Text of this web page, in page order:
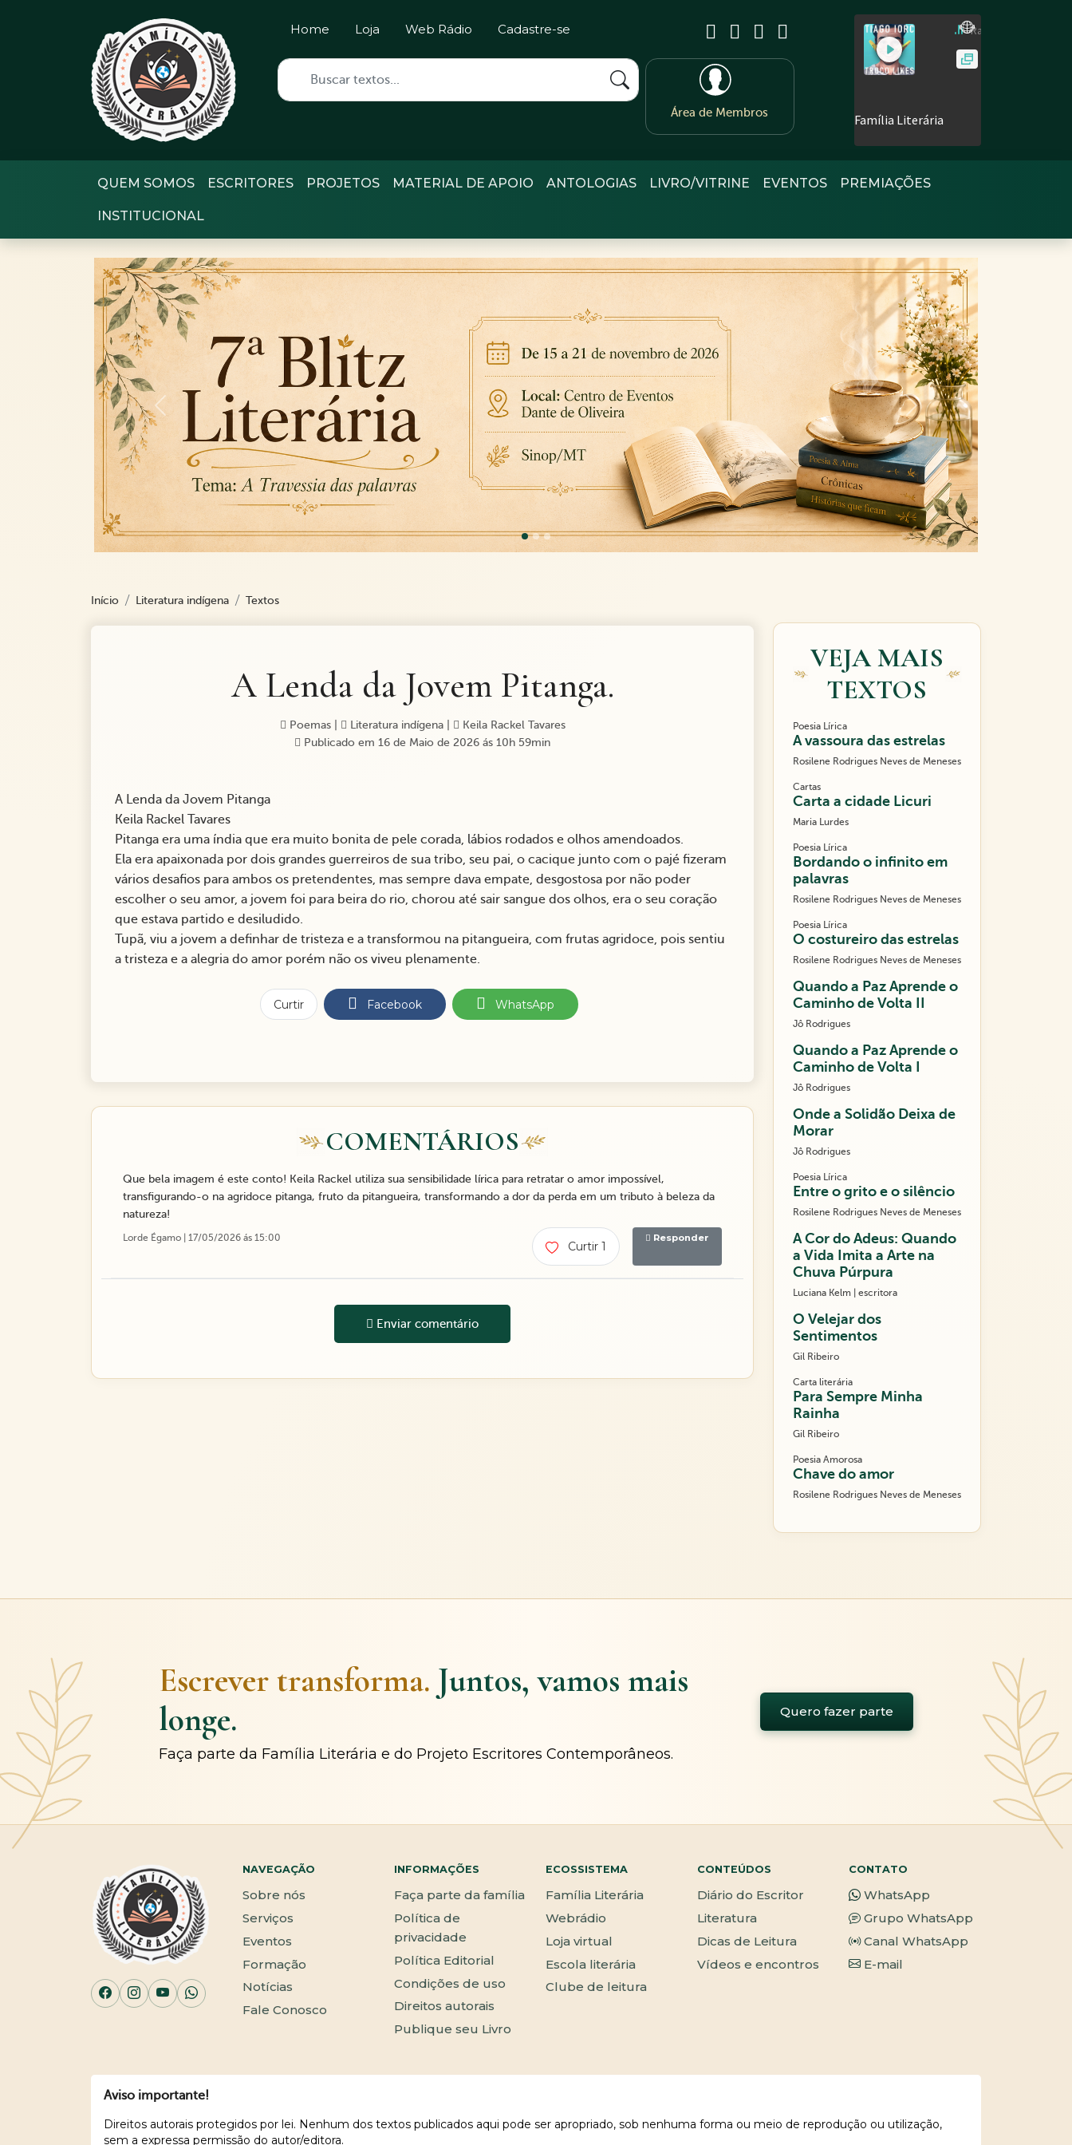
Home Loja Web Rádio Cadastre-se
Área de Membros
QUEM SOMOS ESCRITORES PROJETOS MATERIAL DE APOIO ANTOLOGIAS LIVRO/VITRINE EVENTOS PREMIAÇÕES
INSTITUCIONAL
Previous Next
Início Literatura indígena Textos
A Lenda da Jovem Pitanga.
Poemas| Literatura indígena|
Keila Rackel Tavares
Publicado em 16 de Maio de 2026 ás 10h 59min
A Lenda da Jovem Pitanga
Keila Rackel Tavares
Pitanga era uma índia que era muito bonita de pele corada, lábios rodados e olhos amendoados.
Ela era apaixonada por dois grandes guerreiros de sua tribo, seu pai, o cacique junto com o pajé fizeram
vários desafios para ambos os pretendentes, mas sempre dava empate, desgostosa por não poder
escolher o seu amor, a jovem foi para beira do rio, chorou até sair sangue dos olhos, era o seu coração
que estava partido e desiludido.
Tupã, viu a jovem a definhar de tristeza e a transformou na pitangueira, com frutas agridoce, pois sentiu
a tristeza e a alegria do amor porém não os viveu plenamente.
Curtir Facebook WhatsApp
COMENTÁRIOS
Que bela imagem é este conto! Keila Rackel utiliza sua sensibilidade lírica para retratar o amor impossível,
transfigurando-o na agridoce pitanga, fruto da pitangueira, transformando a dor da perda em um tributo à beleza da
natureza!
Lorde Égamo | 17/05/2026 ás 15:00
Curtir 1
Responder
Enviar comentário
VEJA MAIS
TEXTOS
Poesia Lírica
A vassoura das estrelas
Rosilene Rodrigues Neves de Meneses
Cartas
Carta a cidade Licuri
Maria Lurdes
Poesia Lírica
Bordando o infinito em
palavras
Rosilene Rodrigues Neves de Meneses
Poesia Lírica
O costureiro das estrelas
Rosilene Rodrigues Neves de Meneses
Quando a Paz Aprende o
Caminho de Volta II
Jô Rodrigues
Quando a Paz Aprende o
Caminho de Volta I
Jô Rodrigues
Onde a Solidão Deixa de
Morar
Jô Rodrigues
Poesia Lírica
Entre o grito e o silêncio
Rosilene Rodrigues Neves de Meneses
A Cor do Adeus: Quando
a Vida Imita a Arte na
Chuva Púrpura
Luciana Kelm | escritora
O Velejar dos
Sentimentos
Gil Ribeiro
Carta literária
Para Sempre Minha
Rainha
Gil Ribeiro
Poesia Amorosa
Chave do amor
Rosilene Rodrigues Neves de Meneses
Escrever transforma. Juntos, vamos mais
longe.
Faça parte da Família Literária e do Projeto Escritores Contemporâneos.
Quero fazer parte
NAVEGAÇÃO
Sobre nós
Serviços
Eventos
Formação
Notícias
Fale Conosco
INFORMAÇÕES
Faça parte da família
Política de
privacidade
Política Editorial
Condições de uso
Direitos autorais
Publique seu Livro
ECOSSISTEMA
Família Literária
Webrádio
Loja virtual
Escola literária
Clube de leitura
CONTEÚDOS
Diário do Escritor
Literatura
Dicas de Leitura
Vídeos e encontros
CONTATO
WhatsApp
Grupo WhatsApp
Canal WhatsApp
E-mail
Aviso importante!
Direitos autorais protegidos por lei. Nenhum dos textos publicados aqui pode ser apropriado, sob nenhuma forma ou meio de reprodução ou utilização,
sem a expressa permissão do autor/editora.